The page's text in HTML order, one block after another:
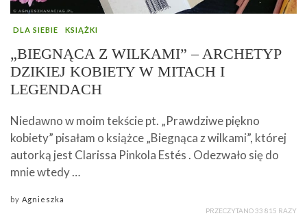
DLA SIEBIE KSIĄŻKI
„BIEGNĄCA Z WILKAMI” – ARCHETYP
DZIKIEJ KOBIETY W MITACH I
LEGENDACH
Niedawno w moim tekście pt. „Prawdziwe piękno
kobiety” pisałam o książce „Biegnąca z wilkami”, której
autorką jest Clarissa Pinkola Estés . Odezwało się do
mnie wtedy …
by Agnieszka
PRZECZYTANO 33 815 RAZY